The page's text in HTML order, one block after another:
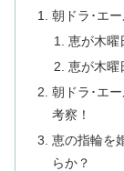
朝ドラ･エ
恵が木曜
恵が木曜
朝ドラ･エ
考察！
恵の指輪を
らか？